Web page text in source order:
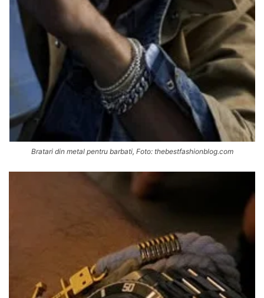
Bratari din metal pentru barbati, Foto: thebestfashionblog.com